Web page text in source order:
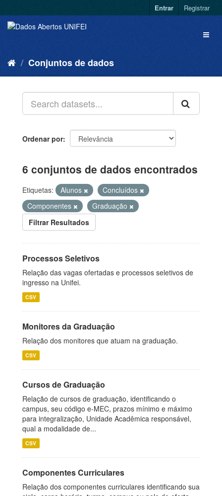
Entrar Registrar
Conjuntos de dados
Ordenar por
6 conjuntos de dados encontrados
Etiquetas: Alunos
Concluídos
Componentes
Graduação
Filtrar Resultados
Processos Seletivos
Relação das vagas ofertadas e processos seletivos de
ingresso na Unifei.
CSV
Monitores da Graduação
Relação dos monitores que atuam na graduação.
CSV
Cursos de Graduação
Relação de cursos de graduação, identificando o
campus, seu código e-MEC, prazos mínimo e máximo
para integralização, Unidade Acadêmica responsável,
qual a modalidade de...
CSV
Componentes Curriculares
Relação dos componentes curriculares identificando sua